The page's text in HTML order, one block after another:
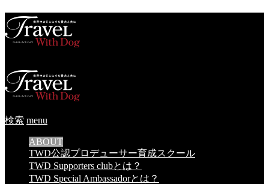
検索 menu
ABOUT
TWD公認プロデューサー育成スクール
TWD Supporters clubとは？
TWD Special Ambassadorとは？